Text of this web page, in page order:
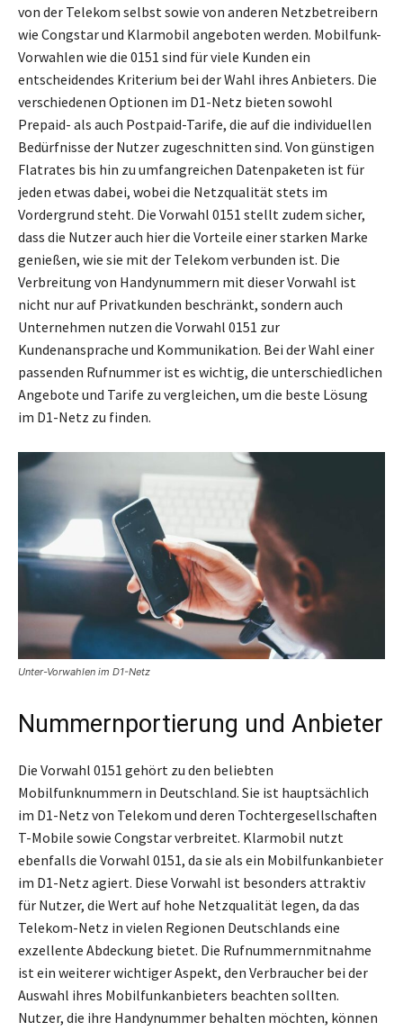
von der Telekom selbst sowie von anderen Netzbetreibern
wie Congstar und Klarmobil angeboten werden. Mobilfunk-
Vorwahlen wie die 0151 sind für viele Kunden ein
entscheidendes Kriterium bei der Wahl ihres Anbieters. Die
verschiedenen Optionen im D1-Netz bieten sowohl
Prepaid- als auch Postpaid-Tarife, die auf die individuellen
Bedürfnisse der Nutzer zugeschnitten sind. Von günstigen
Flatrates bis hin zu umfangreichen Datenpaketen ist für
jeden etwas dabei, wobei die Netzqualität stets im
Vordergrund steht. Die Vorwahl 0151 stellt zudem sicher,
dass die Nutzer auch hier die Vorteile einer starken Marke
genießen, wie sie mit der Telekom verbunden ist. Die
Verbreitung von Handynummern mit dieser Vorwahl ist
nicht nur auf Privatkunden beschränkt, sondern auch
Unternehmen nutzen die Vorwahl 0151 zur
Kundenansprache und Kommunikation. Bei der Wahl einer
passenden Rufnummer ist es wichtig, die unterschiedlichen
Angebote und Tarife zu vergleichen, um die beste Lösung
im D1-Netz zu finden.
Unter-Vorwahlen im D1-Netz
Nummernportierung und Anbieter
Die Vorwahl 0151 gehört zu den beliebten
Mobilfunknummern in Deutschland. Sie ist hauptsächlich
im D1-Netz von Telekom und deren Tochtergesellschaften
T-Mobile sowie Congstar verbreitet. Klarmobil nutzt
ebenfalls die Vorwahl 0151, da sie als ein Mobilfunkanbieter
im D1-Netz agiert. Diese Vorwahl ist besonders attraktiv
für Nutzer, die Wert auf hohe Netzqualität legen, da das
Telekom-Netz in vielen Regionen Deutschlands eine
exzellente Abdeckung bietet. Die Rufnummernmitnahme
ist ein weiterer wichtiger Aspekt, den Verbraucher bei der
Auswahl ihres Mobilfunkanbieters beachten sollten.
Nutzer, die ihre Handynummer behalten möchten, können